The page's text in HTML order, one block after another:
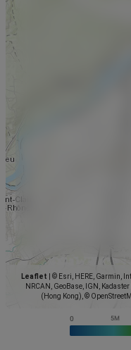
Leaflet
© Esri, HERE, Garmin,
NRCAN, GeoBase, IGN,
(Hong Kong), ©